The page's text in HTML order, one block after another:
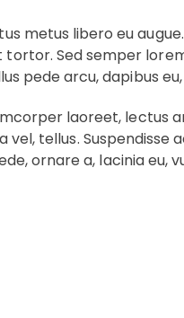
metus libero eu
Sed semper
pede arcu, dapibus
laoreet, lectus
vel, tellus.
ornare a, lacinia eu,